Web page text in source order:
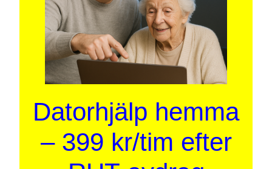
Datorhjälp hemma
– 399 kr/tim efter